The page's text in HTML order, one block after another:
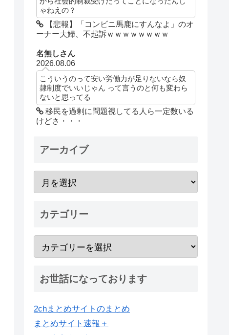
ゃねえの？
【悲報】「コンビニ馬鹿にすんなよ」のオ
ーナー夫婦、不起訴ｗｗｗｗｗｗｗｗ
名無しさん
2026.08.06
こういうのって安い労働力が足りないなら奴
隷制度でいいじゃん って言うのと何も変わら
ないと思ってる
移民を過剰に問題視してる人ら一定数いる
けどさ・・・
アーカイブ
カテゴリー
お世話になっております
2chまとめサイトのまとめ
まとめサイト速報＋